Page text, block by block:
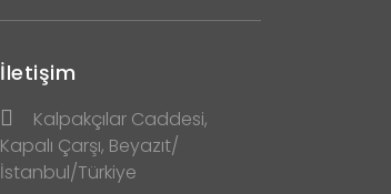
İletişim
Kalpakçılar Caddesi,
Kapalı Çarşı, Beyazıt/
İstanbul/Türkiye